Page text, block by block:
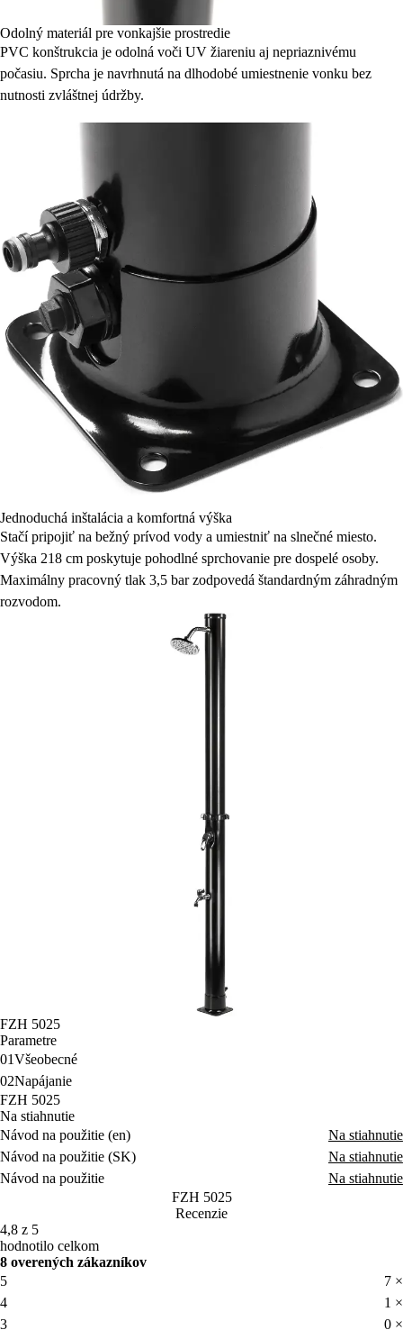
Odolný materiál pre vonkajšie prostredie
PVC konštrukcia je odolná voči UV žiareniu aj nepriaznivému
počasiu. Sprcha je navrhnutá na dlhodobé umiestnenie vonku bez
nutnosti zvláštnej údržby.
Jednoduchá inštalácia a komfortná výška
Stačí pripojiť na bežný prívod vody a umiestniť na slnečné miesto.
Výška 218 cm poskytuje pohodlné sprchovanie pre dospelé osoby.
Maximálny pracovný tlak 3,5 bar zodpovedá štandardným záhradným
rozvodom.
FZH 5025
Parametre
01Všeobecné
02Napájanie
FZH 5025
Na stiahnutie
Návod na použitie (en)
Na stiahnutie
Návod na použitie (SK)
Na stiahnutie
Návod na použitie
Na stiahnutie
FZH 5025
Recenzie
4,8 z 5
hodnotilo celkom
8 overených zákazníkov
5
7 ×
4
1 ×
3
0 ×